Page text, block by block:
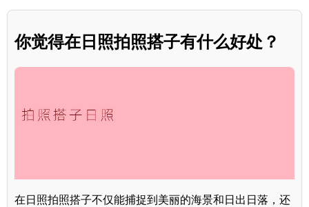
你觉得在日照拍照搭子有什么好处？
在日照拍照搭子不仅能捕捉到美丽的海景和日出日落，还